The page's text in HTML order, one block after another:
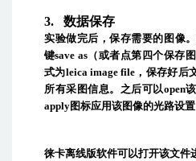
3. 数据保存
实验做完后，保存需要的图像
键save as（或者点第四个保存
式为leica image file ，保存好后
所有采图信息。之后可以open
apply图标应用该图像的光路设置
徕卡离线版软件可以打开该文件